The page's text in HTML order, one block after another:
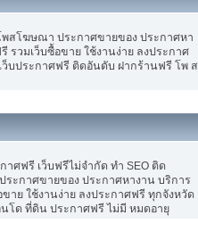
พสโฆษณา ประกาศขายของ ประกาศหา
รวมเว็บซื้อขาย ใช้งานง่าย ลงประกาศ
บประกาศฟรี ติดอันดับ ฝากร้านฟรี โพ ส
ศฟรี เว็บฟรีไม่จำกัด ทำ SEO ติด
ะกาศขายของ ประกาศหางาน บริการ
าย ใช้งานง่าย ลงประกาศฟรี ทุกจังหวัด
โด ที่ดิน ประกาศฟรี ไม่มี หมดอายุ